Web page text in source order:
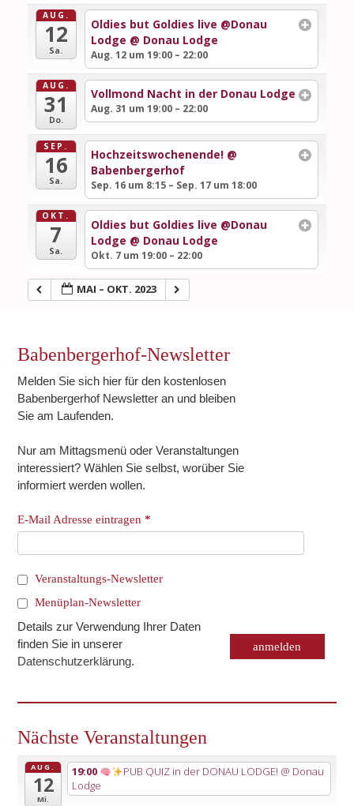
AUG.
12
Sa.
Oldies but Goldies live @Donau
Lodge @ Donau Lodge
Aug. 12 um 19:00 – 22:00
AUG.
31
Do.
Vollmond Nacht in der Donau Lodge
Aug. 31 um 19:00 – 22:00
SEP.
16
Sa.
Hochzeitswochenende! @
Babenbergerhof
Sep. 16 um 8:15 – Sep. 17 um 18:00
OKT.
7
Sa.
Oldies but Goldies live @Donau
Lodge @ Donau Lodge
Okt. 7 um 19:00 – 22:00
MAI – OKT. 2023
Babenbergerhof-Newsletter
Melden Sie sich hier für den kostenlosen
Babenbergerhof Newsletter an und bleiben
Sie am Laufenden.
Nur am Mittagsmenü oder Veranstaltungen
interessiert? Wählen Sie selbst, worüber Sie
informiert werden wollen.
E-Mail Adresse eintragen*
Veranstaltungs-Newsletter
Menüplan-Newsletter
Details zur Verwendung Ihrer Daten
finden Sie in unserer
Datenschutzerklärung.
Nächste Veranstaltungen
AUG.
12
Mi.
19:00 PUB QUIZ in der DONAU LODGE! @ Donau
Lodge